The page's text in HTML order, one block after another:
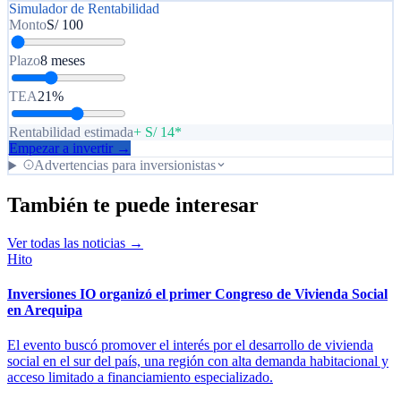
Simulador de Rentabilidad
MontoS/ 100
Plazo8 meses
TEA21%
Rentabilidad estimada+ S/ 14*
Empezar a invertir →
Advertencias para inversionistas
También te puede interesar
Ver todas las noticias →
Hito
Inversiones IO organizó el primer Congreso de Vivienda Social
en Arequipa
El evento buscó promover el interés por el desarrollo de vivienda
social en el sur del país, una región con alta demanda habitacional y
acceso limitado a financiamiento especializado.